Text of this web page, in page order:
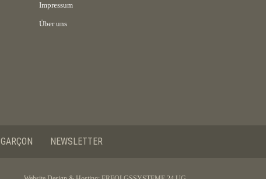
Impressum
Über uns
GARÇON NEWSLETTER